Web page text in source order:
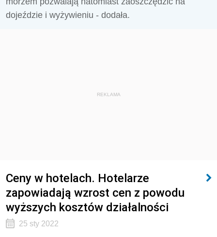
dojeździe i wyżywieniu - dodała.
REKLAMA
Ceny w hotelach. Hotelarze
zapowiadają wzrost cen z powodu
wyższych kosztów działalności
25 sty 2022